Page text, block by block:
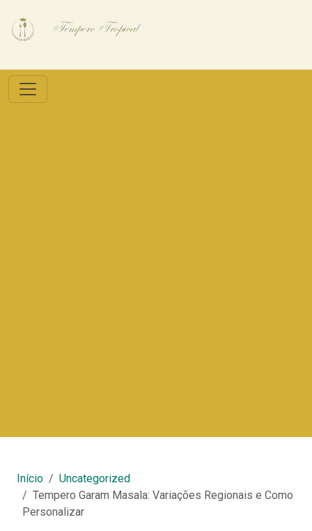
Início
Uncategorized
Tempero Garam Masala: Variações Regionais e Como
Personalizar